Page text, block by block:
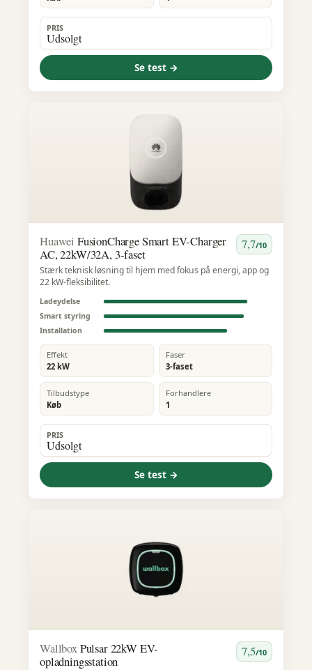
PRIS
Udsolgt
Se test →
Huawei FusionCharge Smart EV-Charger
AC, 22kW/32A, 3-faset
7,7/10
Stærk teknisk løsning til hjem med fokus på energi, app og
22 kW-fleksibilitet.
Ladeydelse
Smart styring
Installation
Effekt
22 kW
Faser
3-faset
Tilbudstype
Køb
Forhandlere
1
PRIS
Udsolgt
Se test →
WallboxPulsar 22kW EV-
opladningsstation
7,5/10